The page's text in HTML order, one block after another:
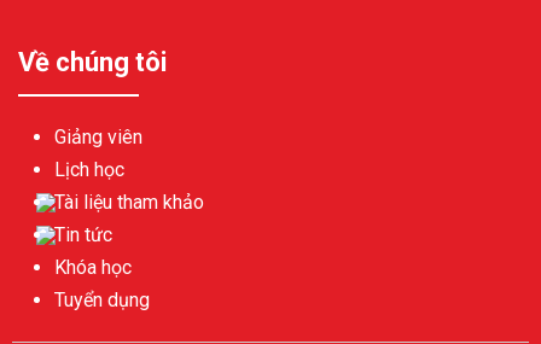
Về chúng tôi
Giảng viên
Lịch học
Tài liệu tham khảo
Tin tức
Khóa học
Tuyển dụng